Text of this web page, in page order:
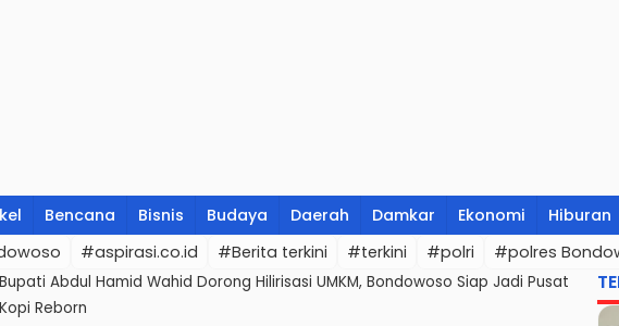
Bencana Bisnis Budaya Daerah Damkar Ekonomi Hiburan
#aspirasi.co.id #Berita terkini #terkini #polri #polres
Bupati Abdul Hamid Wahid Dorong Hilirisasi UMKM, Bondowoso Siap Jadi Pusat
Reborn